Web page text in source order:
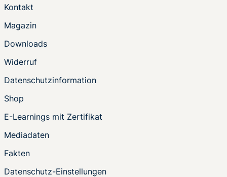
Kontakt
Magazin
Downloads
Widerruf
Datenschutzinformation
Shop
E-Learnings mit Zertifikat
Mediadaten
Fakten
Datenschutz-Einstellungen